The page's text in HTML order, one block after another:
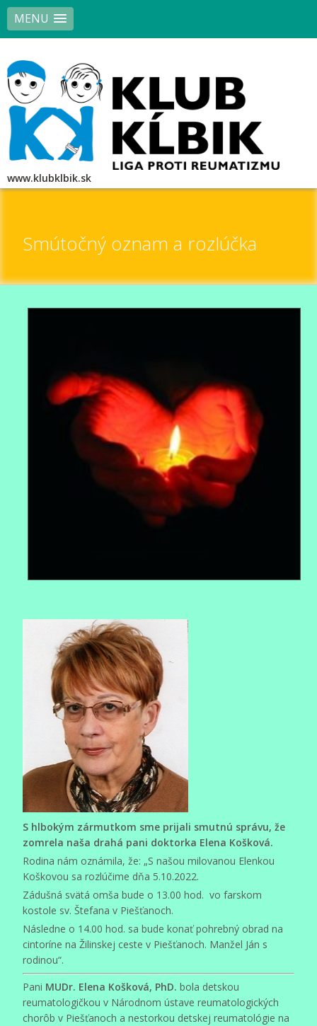
MENU
www.klubklbik.sk
Smútočný oznam a rozlúčka
S hlbokým zármutkom sme prijali smutnú správu, že
zomrela naša drahá pani doktorka Elena Košková.
Rodina nám oznámila, že: „S našou milovanou Elenkou
Koškovou sa rozlúčime dňa 5.10.2022.
Zádušná svätá omša bude o 13.00 hod. vo farskom
kostole sv. Štefana v Piešťanoch.
Následne o 14.00 hod. sa bude konať pohrebný obrad na
cintoríne na Žilinskej ceste v Piešťanoch. Manžel Ján s
rodinou“.
Pani MUDr. Elena Košková, PhD.bola detskou
reumatologičkou v Národnom ústave reumatologických
chorôb v Piešťanoch a nestorkou detskej reumatológie na